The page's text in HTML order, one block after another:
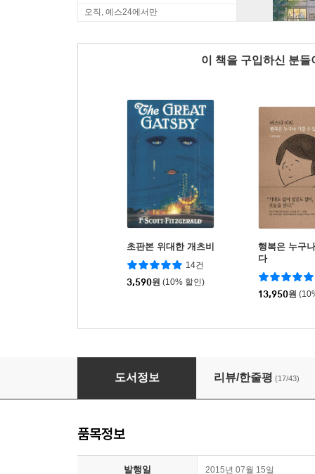
오직, 예스24에서만
이 책을 구입하신 분
초판본 위대한 개츠비
14건
3,590원 (10% 할인)
행복은 누구
다
13,950원
은하철도의 밤 (한국어판)
도서정보 리뷰/한줄평 (17/43)
품목정보
발행일 2015년 07월 15일